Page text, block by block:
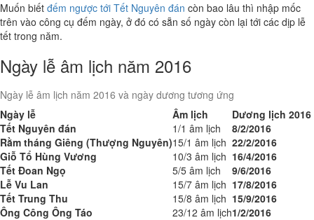
Muốn biết đếm ngược tới Tết Nguyên đán còn bao lâu thì nhập mốc
trên vào công cụ đếm ngày, ở đó có sẵn số ngày còn lại tới các dịp lễ
tết trong năm.
Ngày lễ âm lịch năm 2016
Ngày lễ âm lịch năm 2016 và ngày dương tương ứng
Ngày lễ
Âm lịch
Dương lịch 2016
Tết Nguyên đán
1/1 âm lịch
8/2/2016
Rằm tháng Giêng (Thượng Nguyên)15/1 âm lịch 22/2/2016
Giỗ Tổ Hùng Vương
10/3 âm lịch 16/4/2016
Tết Đoan Ngọ
5/5 âm lịch
9/6/2016
Lễ Vu Lan
15/7 âm lịch 17/8/2016
Tết Trung Thu
15/8 âm lịch 15/9/2016
Ông Công Ông Táo
23/12 âm lịch1/2/2016